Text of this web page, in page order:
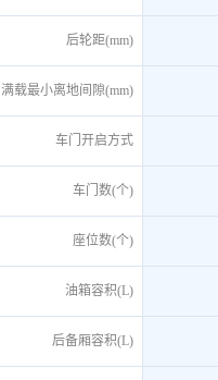
后轮距(mm)
满载最小离地间隙(mm)
车门开启方式
车门数(个)
座位数(个)
油箱容积(L)
后备厢容积(L)